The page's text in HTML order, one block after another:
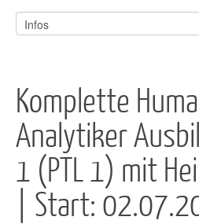
Komplette
Analytiker
1 (PTL 1) mit
| Start: